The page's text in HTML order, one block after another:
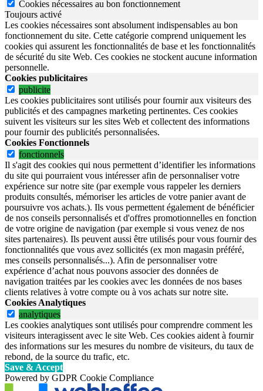
Cookies nécessaires au bon fonctionnement
Toujours activé
Les cookies nécessaires sont absolument indispensables au bon
fonctionnement du site. Cette catégorie comprend uniquement les
cookies qui assurent les fonctionnalités de base et les fonctionnalités
de sécurité du site Web. Ces cookies ne stockent aucune information
personnelle.
Cookies publicitaires
publicite
Les cookies publicitaires sont utilisés pour fournir aux visiteurs des
publicités et des campagnes marketing pertinentes. Ces cookies
suivent les visiteurs sur les sites Web et collectent des informations
pour fournir des publicités personnalisées.
Cookies Fonctionnels
fonctionnels
Il s'agit des cookies qui nous permettent d’identifier les informations
du site qui pourraient vous intéresser afin de personnaliser votre
expérience sur notre site (par exemple vous rappeler les derniers
produits consultés, mémoriser les articles de votre panier avant de
poursuivre vos achats.). Ils vous permettent également de bénéficier
de nos conseils personnalisés et d'offres promotionnelles en fonction
de votre origine de navigation (par exemple si vous venez de nos
sites partenaires). Ils peuvent aussi être utilisés pour vous fournir des
fonctionnalités que vous avez sollicités (ex mon magasin préféré,
mes conseils personnalisés...). Afin de personnaliser votre
expérience d’achat nous pouvons associer des données de
navigation traitées par les cookies avec les données de nos bases
clients relatives à votre compte ou à vos achats sur notre site.
Cookies Analytiques
analytiques
Les cookies analytiques sont utilisés pour comprendre comment les
visiteurs interagissent avec le site Web. Ces cookies aident à fournir
des informations sur les mesures du nombre de visiteurs, du taux de
rebond, de la source du trafic, etc.
Save & Accept
Powered by GDPR Cookie Compliance